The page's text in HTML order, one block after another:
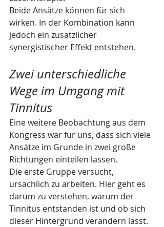
Beide Ansätze können für sich
wirken. In der Kombination kann
jedoch ein zusätzlicher
synergistischer Effekt entstehen.
Zwei unterschiedliche
Wege im Umgang mit
Tinnitus
Eine weitere Beobachtung aus dem
Kongress war für uns, dass sich viele
Ansätze im Grunde in zwei große
Richtungen einteilen lassen.
Die erste Gruppe versucht,
ursächlich zu arbeiten. Hier geht es
darum zu verstehen, warum der
Tinnitus entstanden ist und ob sich
dieser Hintergrund verändern lässt.